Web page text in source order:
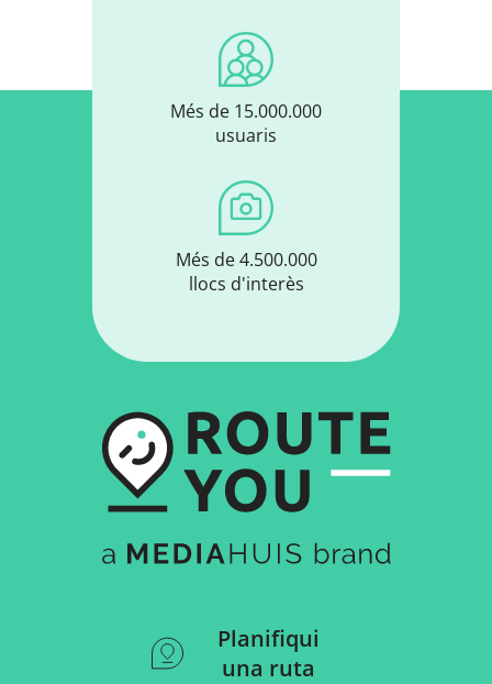
Més de 15.000.000
usuaris
Més de 4.500.000
llocs d'interès
Planifiqui
una ruta